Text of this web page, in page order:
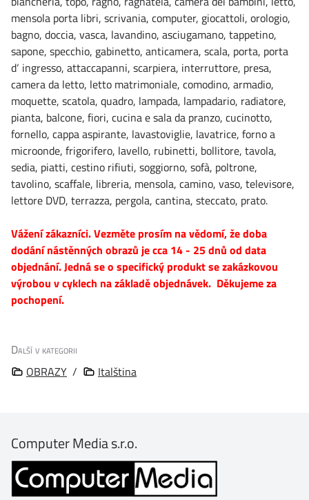
mensola porta libri, scrivania, computer, giocattoli, orologio,
bagno, doccia, vasca, lavandino, asciugamano, tappetino,
sapone, specchio, gabinetto, anticamera, scala, porta, porta
d‘ ingresso, attaccapanni, scarpiera, interruttore, presa,
camera da letto, letto matrimoniale, comodino, armadio,
moquette, scatola, quadro, lampada, lampadario, radiatore,
pianta, balcone, fiori, cucina e sala da pranzo, cucinotto,
fornello, cappa aspirante, lavastoviglie, lavatrice, forno a
microonde, frigorifero, lavello, rubinetti, bollitore, tavola,
sedia, piatti, cestino rifiuti, soggiorno, sofà, poltrone,
tavolino, scaffale, libreria, mensola, camino, vaso, televisore,
lettore DVD, terrazza, pergola, cantina, steccato, prato.
Vážení zákazníci. Vezměte prosím na vědomí, že doba
dodání nástěnných obrazů je cca 14 - 25 dnů od data
objednání. Jedná se o specifický produkt se zakázkovou
výrobou v cyklech na základě objednávek. Děkujeme za
pochopení.
Další v kategorii
OBRAZY / Italština
Computer Media s.r.o.